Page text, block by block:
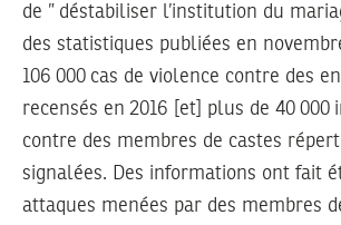
de ” déstabiliser l’institution du
des statistiques publiées en
106 000 cas de violence contre des
recensés en 2016 [et] plus de 40 000
contre des membres de castes
signalées. Des informations ont fait
attaques menées par des membres